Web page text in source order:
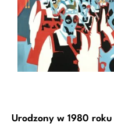
Urodzony w 1980